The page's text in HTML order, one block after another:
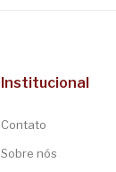
Institucional
Contato
Sobre nós